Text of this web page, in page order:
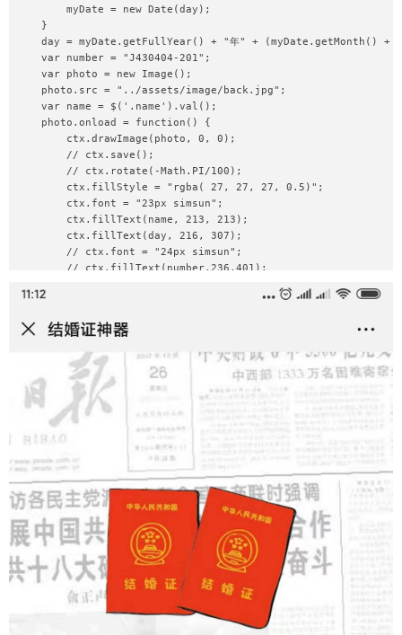
        myDate = new Date(day);
    }
day = myDate.getFullYear() + "年" + (myDate.getMonth() +
    var number = "J430404-201";
    var photo = new Image();
    photo.src = "../assets/image/back.jpg";
    var name = $('.name').val();
    photo.onload = function() {
        ctx.drawImage(photo, 0, 0);
        // ctx.save();
        // ctx.rotate(-Math.PI/100);
        ctx.fillStyle = "rgba( 27, 27, 27, 0.5)";
        ctx.font = "23px simsun";
        ctx.fillText(name, 213, 213);
        ctx.fillText(day, 216, 307);
        // ctx.font = "24px simsun";
        // ctx.fillText(number,236,401);
        saveImageInfo();
        // ctx.restore();